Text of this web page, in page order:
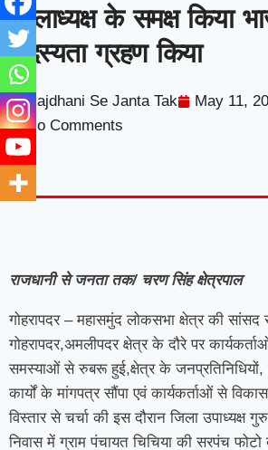
जिलाध्यक्ष के समक्ष किया
सदस्यता ग्रहण किया
Rajdhani Se Janta Tak May 11,
No Comments
राजधानी से जनता तक/ चरण सिंह क्षेत्रपाल
गोहरापदर – महासमुंद लोकसभा क्षेत्र की सांसद
गोहरापदर,अमलीपदर क्षेत्र के दौरे पर
समस्याओं से रुबरू हुई,क्षेत्र के जनप्रतिनिधियों,
कार्यों के मांगपत्र सौंपा एवं कार्यकर्ताओं से
विस्तार से चर्चा की इस दौरान जिला उपाध्यक्ष
निवास में ग्राम पंचायत चिचिया की सरपंच